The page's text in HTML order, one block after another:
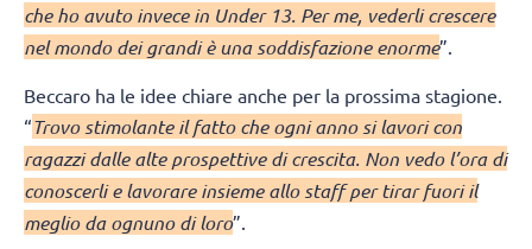
che ho avuto invece in Under 13. Per me, vederli crescere
nel mondo dei grandi è una soddisfazione enorme”.
Beccaro ha le idee chiare anche per la prossima stagione.
“Trovo stimolante il fatto che ogni anno si lavori con
ragazzi dalle alte prospettive di crescita. Non vedo l’ora di
conoscerli e lavorare insieme allo staff per tirar fuori il
meglio da ognuno di loro”.